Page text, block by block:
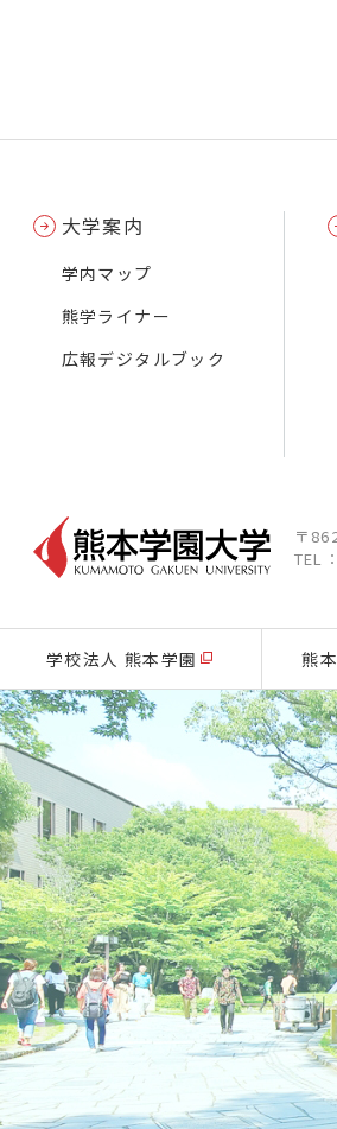
大学案内
学内マップ
熊学ライナー
広報デジタルブック
〒
TEL
学校法人 熊本学園 熊